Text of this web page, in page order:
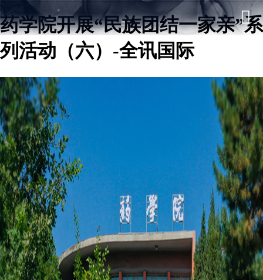
药学院开展“民族团结一家亲”系
列活动（六）-全讯国际